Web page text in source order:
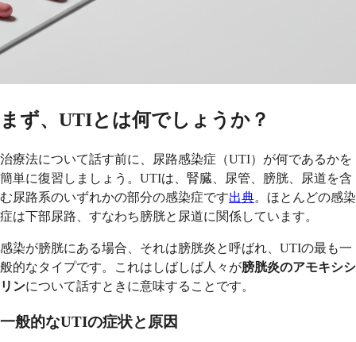
まず、UTIとは何でしょうか？
治療法について話す前に、尿路感染症（UTI）が何であるかを
簡単に復習しましょう。UTIは、腎臓、尿管、膀胱、尿道を含
む尿路系のいずれかの部分の感染症です出典。ほとんどの感染
症は下部尿路、すなわち膀胱と尿道に関係しています。
感染が膀胱にある場合、それは膀胱炎と呼ばれ、UTIの最も一
般的なタイプです。これはしばしば人々が膀胱炎のアモキシシ
リンについて話すときに意味することです。
一般的なUTIの症状と原因